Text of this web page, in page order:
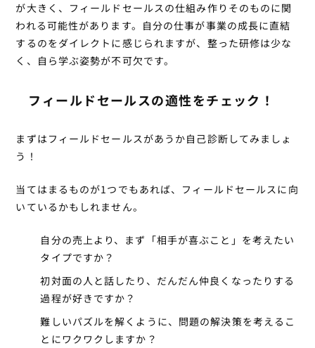
が大きく、フィールドセールスの仕組み作りそのものに関
われる可能性があります。自分の仕事が事業の成長に直結
するのをダイレクトに感じられますが、整った研修は少な
く、自ら学ぶ姿勢が不可欠です。
フィールドセールスの適性をチェック！
まずはフィールドセールスがあうか自己診断してみましょ
う！
当てはまるものが1つでもあれば、フィールドセールスに向
いているかもしれません。
自分の売上より、まず「相手が喜ぶこと」を考えたい
タイプですか？
初対面の人と話したり、だんだん仲良くなったりする
過程が好きですか？
難しいパズルを解くように、問題の解決策を考えるこ
とにワクワクしますか？